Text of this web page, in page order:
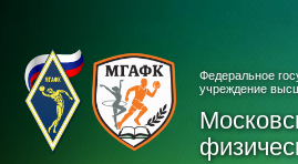
Федеральное
учреждение